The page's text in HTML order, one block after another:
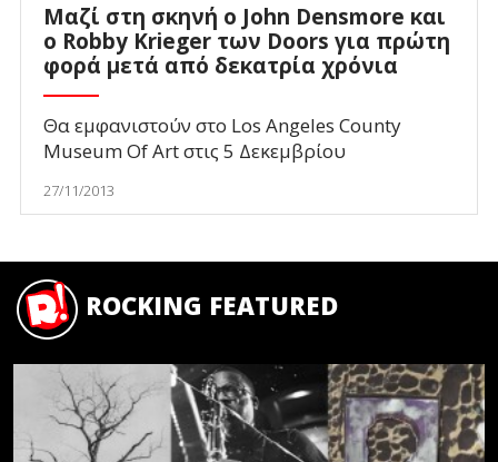
Μαζί στη σκηνή ο John Densmore και
ο Robby Krieger των Doors για πρώτη
φορά μετά από δεκατρία χρόνια
Θα εμφανιστούν στο Los Angeles County
Museum Of Art στις 5 Δεκεμβρίου
27/11/2013
ROCKING FEATURED